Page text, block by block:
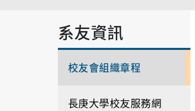
系友資訊
校友會組織章程
長庚大學校友服務網